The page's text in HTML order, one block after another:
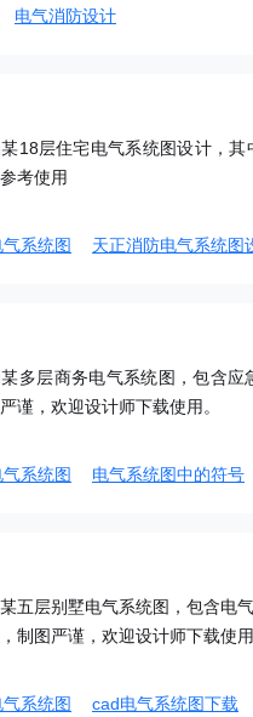
电气消防设计
18层住宅电气系统图设计，
考使用
气系统图 天正消防电气系统图
多层商务电气系统图，包含
谨，欢迎设计师下载使用。
气系统图 电气系统图中的符号
五层别墅电气系统图，包含电
制图严谨，欢迎设计师下载使用
气系统图 cad电气系统图下载